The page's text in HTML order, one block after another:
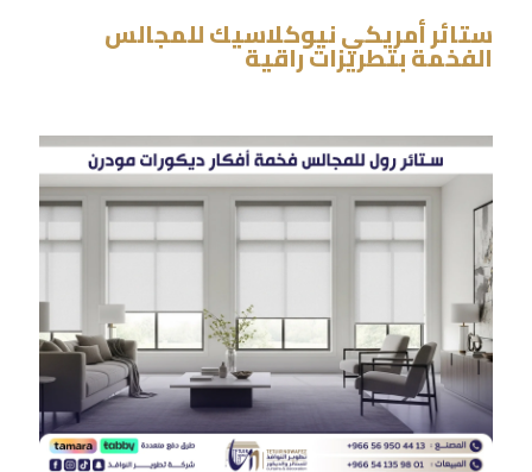
ستائر أمريكي نيوكلاسيك للمجالس
الفخمة بتطريزات راقية